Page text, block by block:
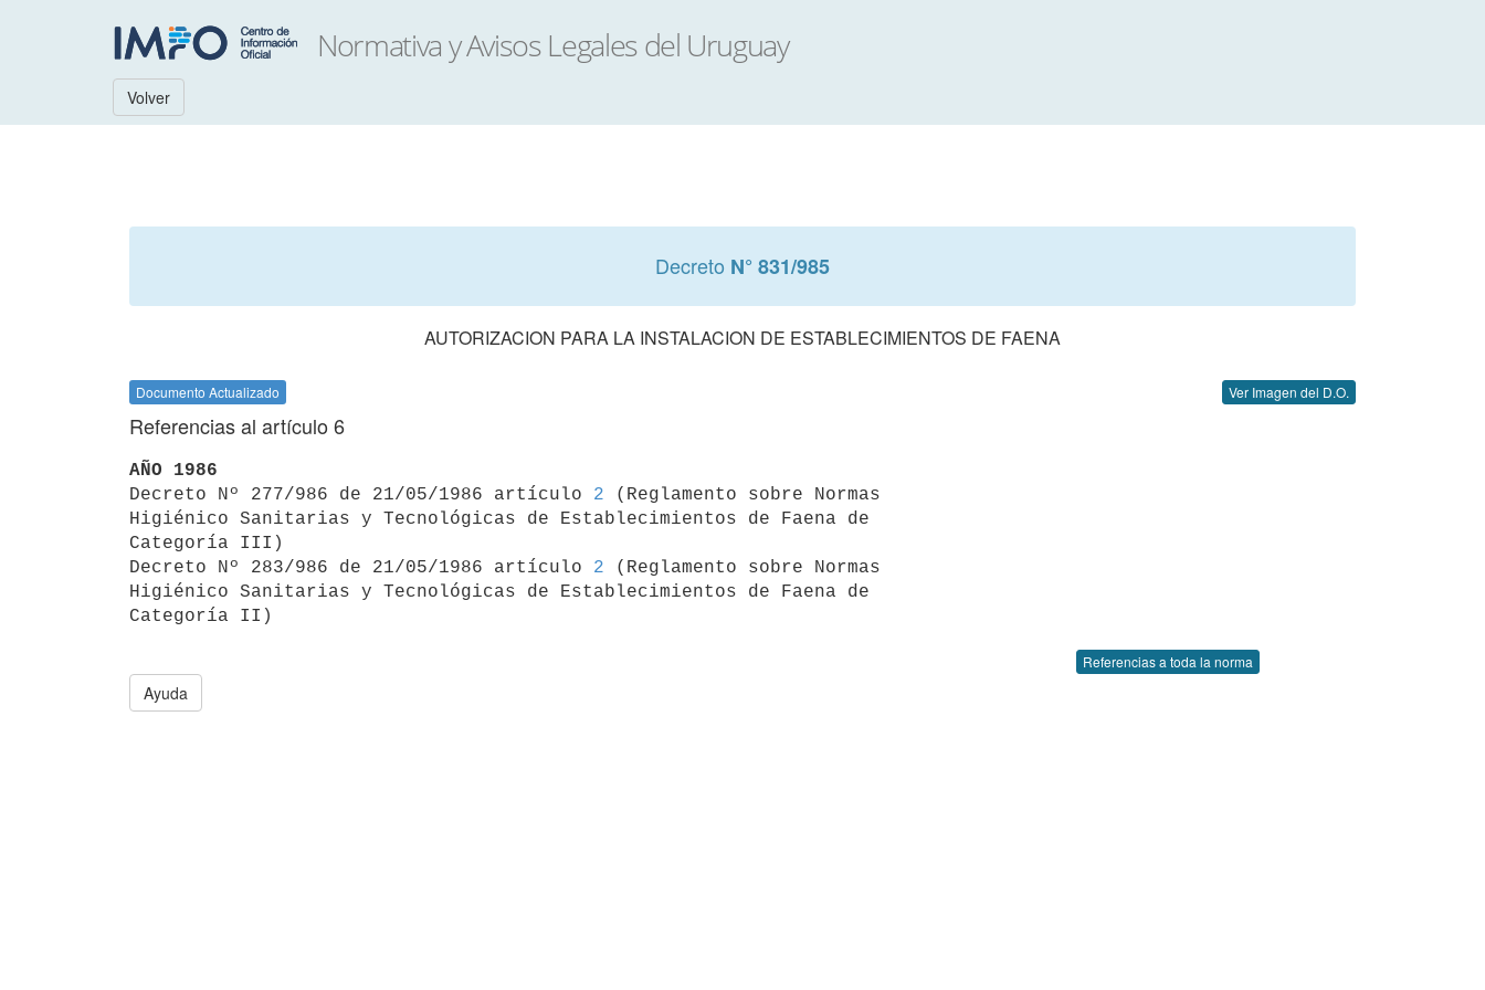
Volver
Decreto N° 831/985
AUTORIZACION PARA LA INSTALACION DE ESTABLECIMIENTOS DE FAENA
Documento Actualizado Ver Imagen del D.O.
Referencias al artículo 6
AÑO 1986
Decreto Nº 277/986 de 21/05/1986 artículo 2 (Reglamento sobre Normas
Higiénico Sanitarias y Tecnológicas de Establecimientos de Faena de
Categoría III)
Decreto Nº 283/986 de 21/05/1986 artículo 2 (Reglamento sobre Normas
Higiénico Sanitarias y Tecnológicas de Establecimientos de Faena de
Referencias a toda la norma
Ayuda